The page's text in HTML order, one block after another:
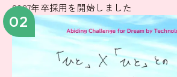
2027年卒採用を開始しました
02